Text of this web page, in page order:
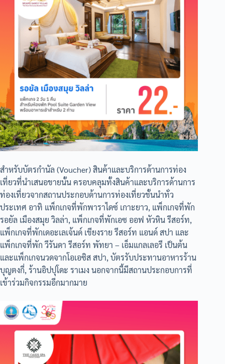
สำหรับบัตรกำนัล (Voucher) สินค้าและบริการด้านการท่อง
เที่ยวที่นำเสนอขายนั้น ครอบคลุมทั้งสินค้าและบริการด้านการ
ท่องเที่ยวจากสถานประกอบด้านการท่องเที่ยวชั้นนำทั่ว
ประเทศ อาทิ แพ็กเกจที่พักพาราไดซ์ เกาะยาว, แพ็กเกจที่พัก
รอยัล เมืองสมุย วิลล่า, แพ็กเกจที่พักเอซ ออฟ หัวหิน รีสอร์ท,
แพ็กเกจที่พักเดอะเลเจ้นด์ เขียงราย รีสอร์ท แอนด์ สปา และ
แพ็กเกจที่พัก วีรันดา รีสอร์ท พัทยา – เอ็มแกลเลอรี เป็นต้น
และแพ็กเกจนวดจากโอเอซิส สปา, บัตรรับประทานอาหารร้าน
บุญตงกี่, ร้านอิปปุโดะ ราเมง นอกจากนี้มีสถานประกอบการที่
เข้าร่วมกิจกรรมอีกมากมาย